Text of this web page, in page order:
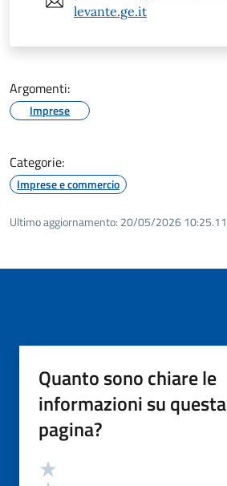
levante.ge.it
Argomenti:
Imprese
Categorie:
Imprese e commercio
Ultimo aggiornamento: 20/05/2026 10:25.11
Quanto sono chiare le
informazioni su questa
pagina?
Valutazione